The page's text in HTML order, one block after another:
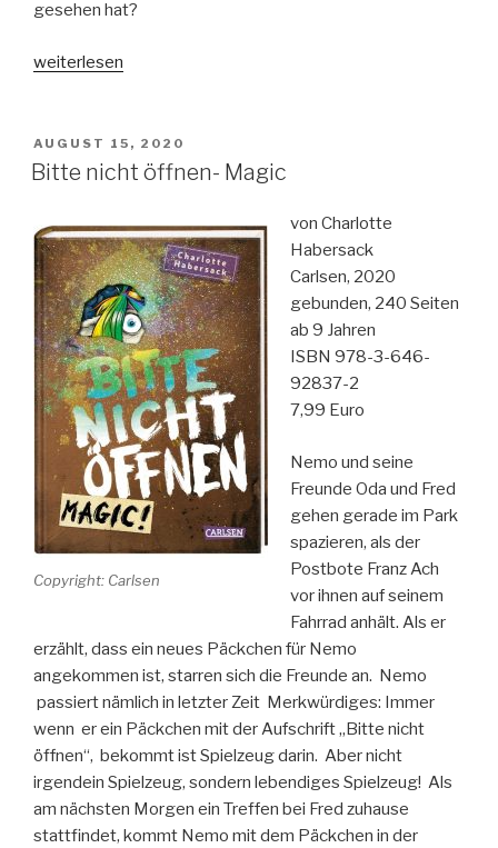
gesehen hat?
„Bitte
Rostig!“
weiterlesen
VERÖFFENTLICHT
AM
AUGUST 15, 2020
Bitte nicht öffnen- Magic
Copyright: Carlsen
von Charlotte
Habersack
Carlsen, 2020
gebunden, 240 Seiten
ab 9 Jahren
ISBN 978-3-646-
92837-2
7,99 Euro
Nemo und seine
Freunde Oda und Fred
gehen gerade im Park
spazieren, als der
Postbote Franz Ach
vor ihnen auf seinem
Fahrrad anhält. Als er
erzählt, dass ein neues Päckchen für Nemo
angekommen ist, starren sich die Freunde an. Nemo
passiert nämlich in letzter Zeit Merkwürdiges: Immer
wenn er ein Päckchen mit der Aufschrift „Bitte nicht
öffnen“, bekommt ist Spielzeug darin. Aber nicht
irgendein Spielzeug, sondern lebendiges Spielzeug! Als
am nächsten Morgen ein Treffen bei Fred zuhause
stattfindet, kommt Nemo mit dem Päckchen in der